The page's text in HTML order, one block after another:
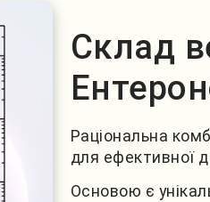
Склад
Раціональна
для ефективної
Основою є